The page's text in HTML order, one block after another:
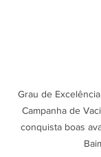
Grau de
Campanha de
conquista boas